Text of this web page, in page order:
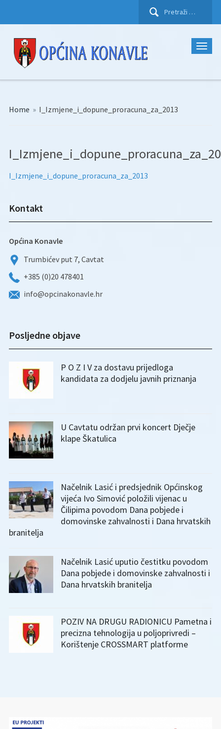
Pretraži:
Home » I_Izmjene_i_dopune_proracuna_za_2013
I_Izmjene_i_dopune_proracuna_za_2013
Kontakt
Općina Konavle
Trumbićev put 7, Cavtat
+385 (0)20 478401
info@opcinakonavle.hr
Posljedne objave
P O Z I V za dostavu prijedloga
kandidata za dodjelu javnih priznanja
U Cavtatu održan prvi koncert Dječje
klape Škatulica
Načelnik Lasić i predsjednik Općinskog
vijeća Ivo Simović položili vijenac u
Čilipima povodom Dana pobjede i
domovinske zahvalnosti i Dana hrvatskih
branitelja
Načelnik Lasić uputio čestitku povodom
Dana pobjede i domovinske zahvalnosti i
Dana hrvatskih branitelja
POZIV NA DRUGU RADIONICU Pametna i
precizna tehnologija u poljoprivredi –
Korištenje CROSSMART platforme